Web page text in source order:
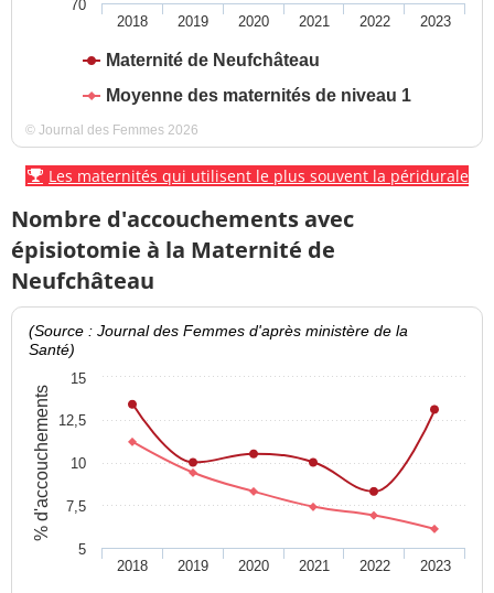
Maternité de Neufchâteau
Moyenne des maternités de niveau 1
2018 2019 2020 2021 2022 2023
70
© Journal des Femmes 2026
Les maternités qui utilisent le plus souvent la péridurale
Nombre d'accouchements avec
épisiotomie à la Maternité de
Neufchâteau
% d'accouchements
(Source : Journal des Femmes d'après ministère de la
Santé)
2018 2019 2020 2021 2022 2023
5
7,5
10
12,5
15